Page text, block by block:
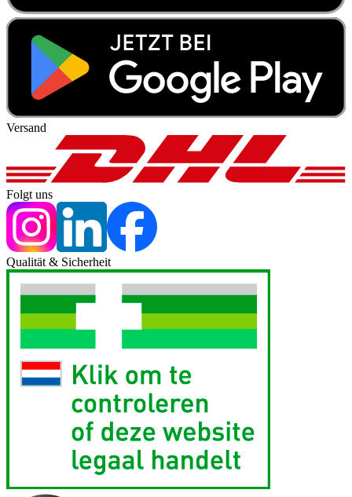
Versand
Folgt uns
Qualität & Sicherheit